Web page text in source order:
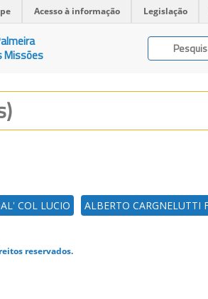
Acesso à informação Legislação
Missões
COL LUCIO ALBERTO CARGNELUTTI
reservados.